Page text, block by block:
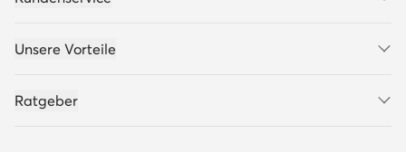
Unsere Vorteile
Ratgeber